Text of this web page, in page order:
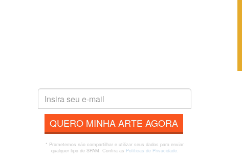
QUERO MINHA ARTE AGORA
* Prometemos não compartilhar e utilizar seus dados para enviar
qualquer tipo de SPAM. Confira as Políticas de Privacidade.